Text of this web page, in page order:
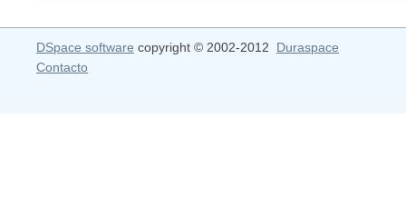
DSpace software copyright © 2002-2012 Duraspace
Contacto